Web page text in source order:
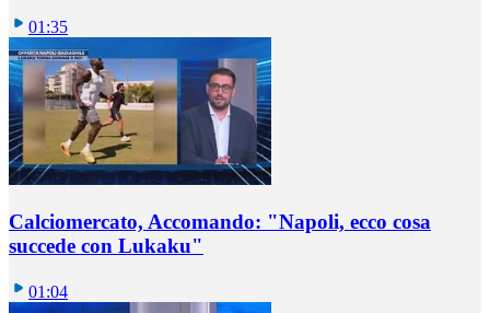
01:35
Calciomercato, Accomando: "Napoli, ecco cosa
succede con Lukaku"
01:04